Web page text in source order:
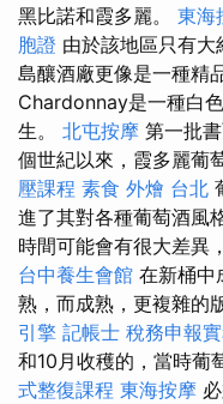
黑比諾和霞多麗。 東海
胞證 由於該地區只有
島釀酒廠更像是一種精
Chardonnay是一種白
生。 北屯按摩 第一批
個世紀以來，霞多麗葡
壓課程 素食 外燴 台北
進了其對各種葡萄酒風
時間可能會有很大差異
台中養生會館 在新桶中
熟，而成熟，更複雜的
引擎 記帳士 稅務申報
和10月收穫的，當時葡
式整復課程 東海按摩